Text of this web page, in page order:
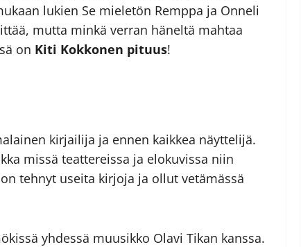
lukien Se mieletön Remppa ja Onneli
mutta minkä verran häneltä mahtaa
on Kiti Kokkonen pituus!
kirjailija ja ennen kaikkea näyttelijä.
missä teattereissa ja elokuvissa niin
tehnyt useita kirjoja ja ollut vetämässä
yhdessä muusikko Olavi Tikan kanssa.